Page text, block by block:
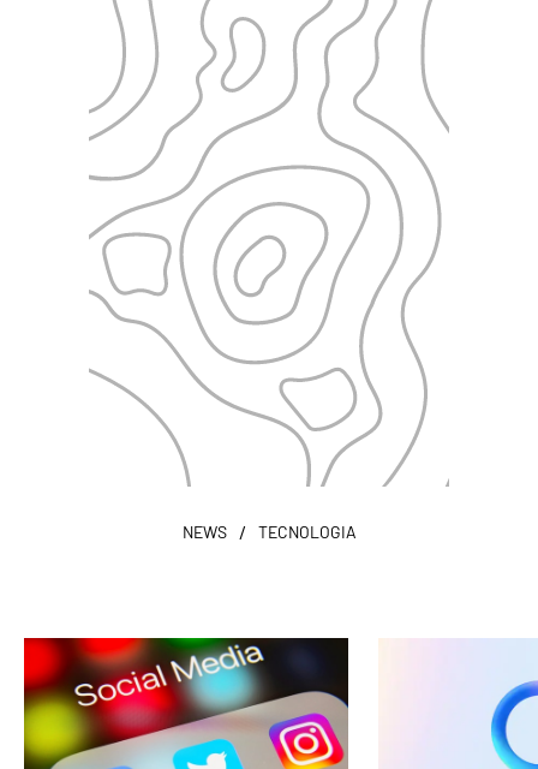
NEWS / TECNOLOGIA